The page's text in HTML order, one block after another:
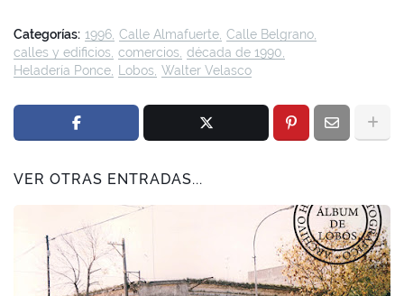
Categorías: 1996 Calle Almafuerte Calle Belgrano
calles y edificios comercios década de 1990
Heladería Ponce
Lobos Walter Velasco
VER OTRAS ENTRADAS...